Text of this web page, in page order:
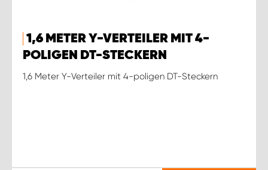
1,6 METER Y-VERTEILER MIT 4-
POLIGEN DT-STECKERN
1,6 Meter Y-Verteiler mit 4-poligen DT-Steckern